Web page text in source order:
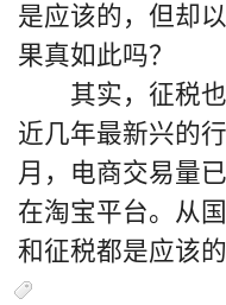
是应该的，但却
果真如此吗？
其实，征税也
近几年最新兴的
月，电商交易量
在淘宝平台。从
和征税都是应该的